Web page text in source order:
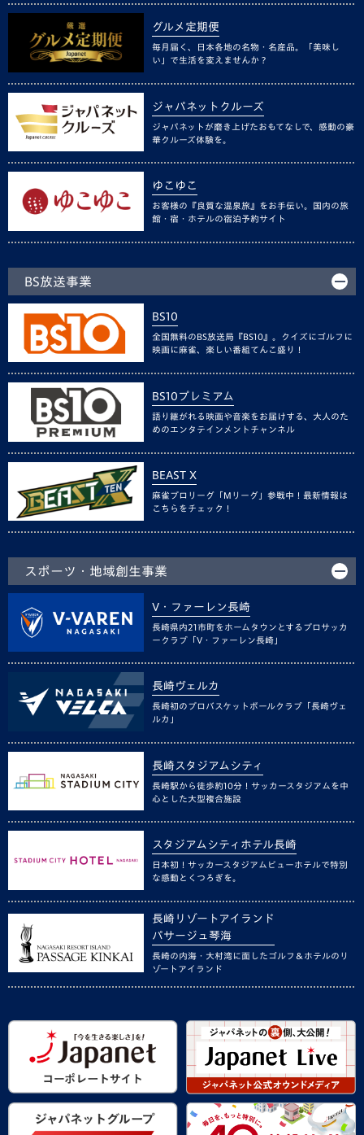
グルメ定期便
毎月届く、日本各地の名物・名産品。「美味し
い」で生活を変えませんか？
ジャパネットクルーズ
ジャパネットが磨き上げたおもてなしで、感動の豪
華クルーズ体験を。
ゆこゆこ
お客様の『良質な温泉旅』をお手伝い。国内の旅
館・宿・ホテルの宿泊予約サイト
BS放送事業
BS10
全国無料のBS放送局『BS10』。クイズにゴルフに
映画に麻雀、楽しい番組てんこ盛り！
BS10プレミアム
語り継がれる映画や音楽をお届けする、大人のた
めのエンタテインメントチャンネル
BEAST X
麻雀プロリーグ「Mリーグ」参戦中！最新情報は
こちらをチェック！
スポーツ・地域創生事業
V・ファーレン長崎
長崎県内21市町をホームタウンとするプロサッカ
ークラブ「V・ファーレン長崎」
長崎ヴェルカ
長崎初のプロバスケットボールクラブ「長崎ヴェ
ルカ」
長崎スタジアムシティ
長崎駅から徒歩約10分！サッカースタジアムを中
心とした大型複合施設
スタジアムシティホテル長崎
日本初！サッカースタジアムビューホテルで特別
な感動とくつろぎを。
長崎リゾートアイランド
パサージュ琴海
長崎の内海・大村湾に面したゴルフ＆ホテルのリ
ゾートアイランド